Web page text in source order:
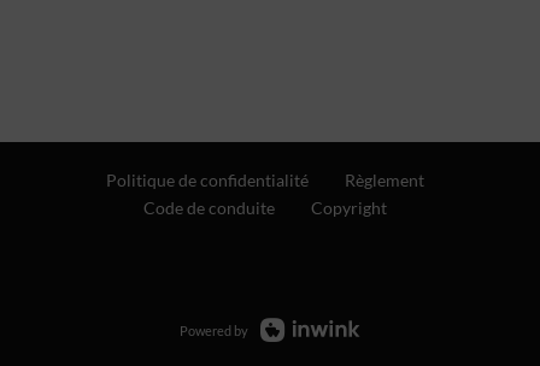
Politique de confidentialité
Règlement
Code de conduite
Copyright
Powered by